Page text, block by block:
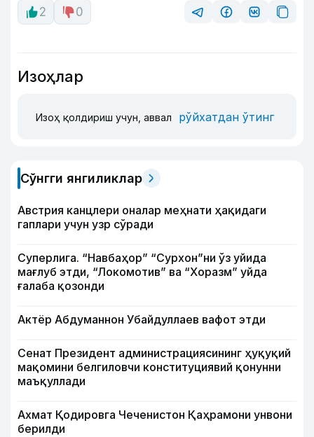
2
0
Изоҳлар
Изоҳ қолдириш учун, аввал рўйхатдан ўтинг
Сўнгги янгиликлар
Австрия канцлери оналар меҳнати ҳақидаги
гаплари учун узр сўради
Суперлига. “Навбаҳор” “Сурхон”ни ўз уйида
мағлуб этди, “Локомотив” ва “Хоразм” уйда
ғалаба қозонди
Актёр Абду­маннон Убайдуллаев вафот этди
Сенат Президент администрациясининг ҳуқуқий
мақомини белгиловчи конституциявий қонунни
маъқуллади
Ахмат Қодировга Чеченистон Қаҳрамони унвони
берилди